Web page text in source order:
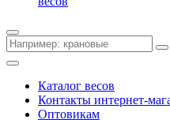
Каталог весов
Контакты интернет-
Оптовикам